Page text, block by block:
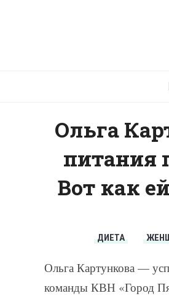
Ольга
питания
Вот как
ДИЕТА
Ольга Картункова —
команды КВН «Город